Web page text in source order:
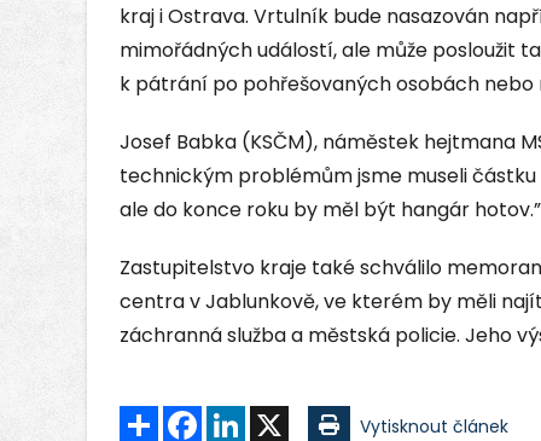
kraj i Ostrava. Vrtulník bude nasazován
mimořádných událostí, ale může posloužit
k pátrání po pohřešovaných osobách
Josef Babka (KSČM), náměstek hejtmana
technickým problémům jsme museli
ale do konce roku by měl být hangár hotov.”
Zastupitelstvo kraje také schválilo
centra v Jablunkově, ve kterém by měli
záchranná služba a městská policie. Jeho
Sdílet FacebookLinkedIn Vytisknout článek